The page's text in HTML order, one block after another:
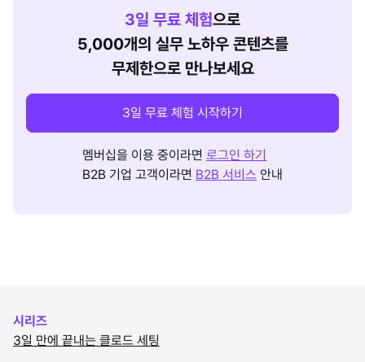
3일 무료 체험으로
5,000개의 실무 노하우 콘텐츠를
무제한으로 만나보세요
3일 무료 체험 시작하기
멤버십을 이용 중이라면 로그인 하기
B2B 기업 고객이라면 B2B 서비스 안내
시리즈
3일 만에 끝내는 클로드 세팅